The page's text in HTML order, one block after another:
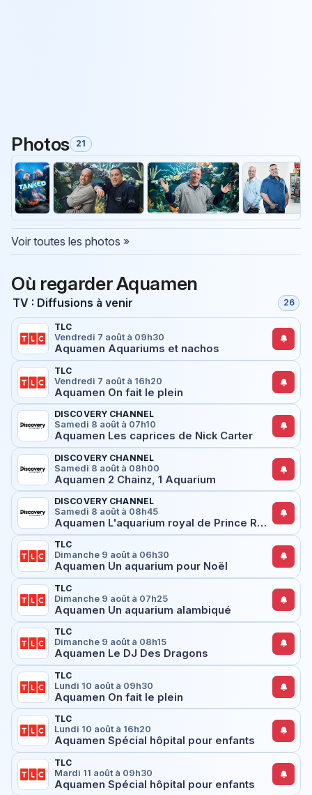
Photos 21
Voir toutes les photos »
Où regarder Aquamen
TV : Diffusions à venir 26
TLC
Vendredi 7 août à 09h30
Aquamen Aquariums et nachos
TLC
Vendredi 7 août à 16h20
Aquamen On fait le plein
DISCOVERY CHANNEL
Samedi 8 août à 07h10
Aquamen Les caprices de Nick Carter
DISCOVERY CHANNEL
Samedi 8 août à 08h00
Aquamen 2 Chainz, 1 Aquarium
DISCOVERY CHANNEL
Samedi 8 août à 08h45
Aquamen L'aquarium royal de Prince Royce
TLC
Dimanche 9 août à 06h30
Aquamen Un aquarium pour Noël
TLC
Dimanche 9 août à 07h25
Aquamen Un aquarium alambiqué
TLC
Dimanche 9 août à 08h15
Aquamen Le DJ Des Dragons
TLC
Lundi 10 août à 09h30
Aquamen On fait le plein
TLC
Lundi 10 août à 16h20
Aquamen Spécial hôpital pour enfants
TLC
Mardi 11 août à 09h30
Aquamen Spécial hôpital pour enfants